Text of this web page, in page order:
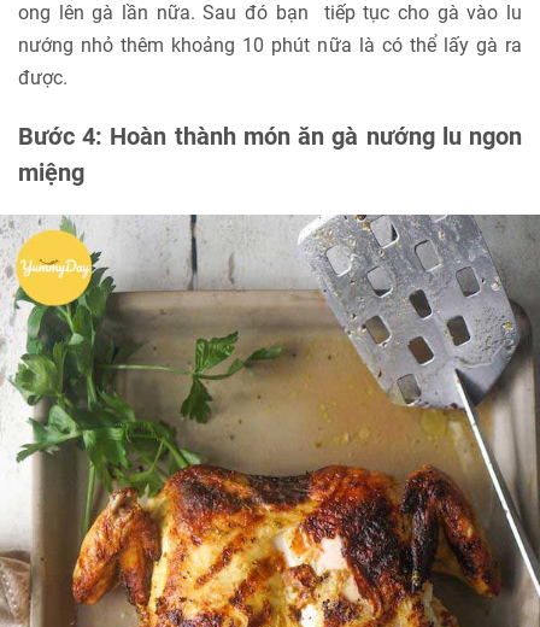
ong lên gà lần nữa. Sau đó bạn tiếp tục cho gà vào lu
nướng nhỏ thêm khoảng 10 phút nữa là có thể lấy gà ra
được.
Bước 4: Hoàn thành món ăn gà nướng lu ngon
miệng